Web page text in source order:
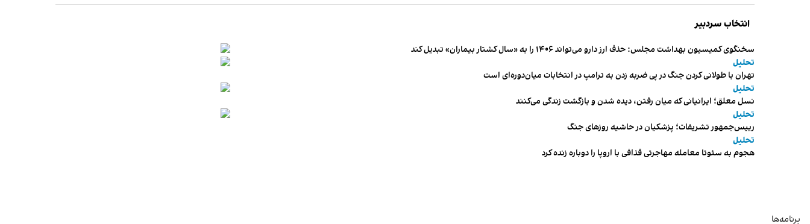
انتخاب سردبیر
سخنگوی کمیسیون بهداشت مجلس: حذف ارز دارو می‌تواند ۱۴۰۶ را به «سال کشتار بیماران» تبدیل کند
تحلیل
تهران با طولانی کردن جنگ در پی ضربه زدن به ترامپ در انتخابات میان‌دوره‌ای است
تحلیل
نسل معلق؛ ایرانیانی که میان رفتن، دیده شدن و بازگشت زندگی می‌کنند
تحلیل
رییس‌جمهور تشریفات؛ پزشکیان در حاشیه روزهای جنگ
تحلیل
هجوم به سئوتا معامله مهاجرتی قذافی با اروپا را دوباره زنده کرد
برنامه‌ها